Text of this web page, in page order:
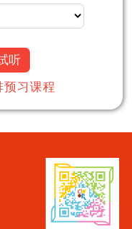
听
预习课程